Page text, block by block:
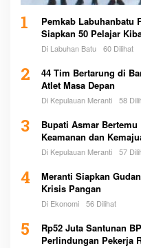
1
Pemkab Labuhanbatu
Siapkan 50 Pelajar
Di Labuhan Batu 60 Dilihat
2
44 Tim Bertarung di
Atlet Masa Depan
Di Kepulauan Meranti 58
3
Bupati Asmar
Keamanan dan
Di Kepulauan Meranti 57
4
Meranti Siapkan
Krisis Pangan
Di Ekonomi 56 Dilihat
5
Rp52 Juta Santunan
Perlindungan Pekerja